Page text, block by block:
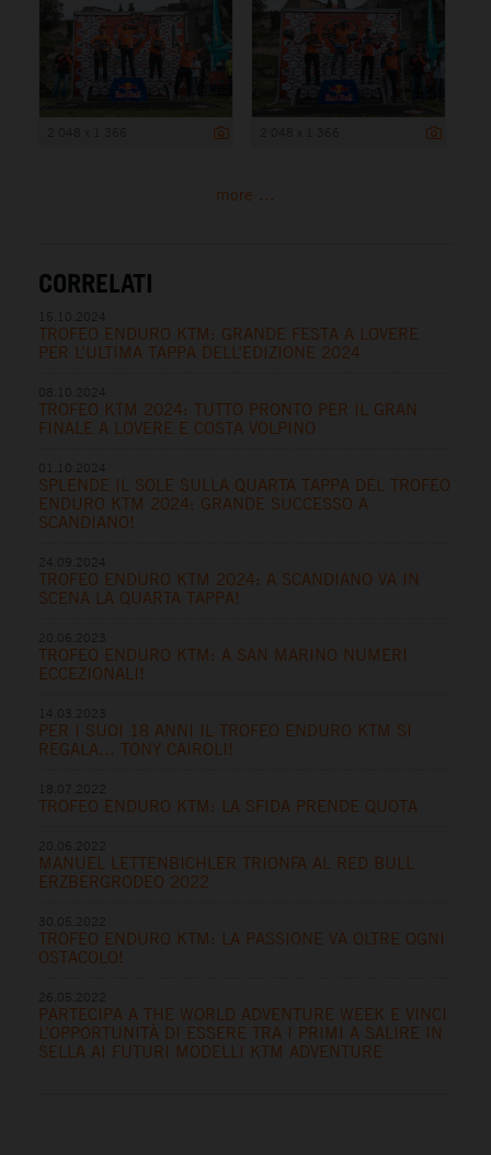
more ...
CORRELATI
TROFEO ENDURO KTM: GRANDE FESTA A LOVERE
PER L’ULTIMA TAPPA DELL’EDIZIONE 2024
TROFEO KTM 2024: TUTTO PRONTO PER IL GRAN
FINALE A LOVERE E COSTA VOLPINO
SPLENDE IL SOLE SULLA QUARTA TAPPA DEL TROFEO
ENDURO KTM 2024: GRANDE SUCCESSO A
SCANDIANO!
TROFEO ENDURO KTM 2024: A SCANDIANO VA IN
SCENA LA QUARTA TAPPA!
TROFEO ENDURO KTM: A SAN MARINO NUMERI
ECCEZIONALI!
PER I SUOI 18 ANNI IL TROFEO ENDURO KTM SI
REGALA… TONY CAIROLI!
TROFEO ENDURO KTM: LA SFIDA PRENDE QUOTA
MANUEL LETTENBICHLER TRIONFA AL RED BULL
ERZBERGRODEO 2022
TROFEO ENDURO KTM: LA PASSIONE VA OLTRE OGNI
OSTACOLO!
PARTECIPA A THE WORLD ADVENTURE WEEK E VINCI
L’OPPORTUNITÀ DI ESSERE TRA I PRIMI A SALIRE IN
SELLA AI FUTURI MODELLI KTM ADVENTURE